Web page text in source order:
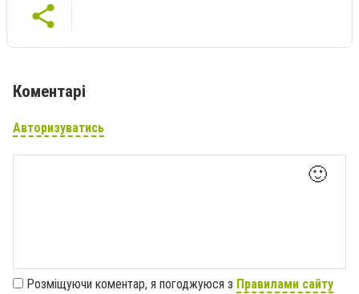
Коментарі
Авторизуватись
🙂
Розміщуючи коментар, я погоджуюся з Правилами сайту